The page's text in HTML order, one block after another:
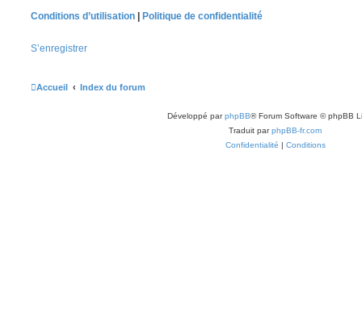
Conditions d’utilisation
Politique de confidentialité
S’enregistrer
Accueil Index du forum
Développé parphpBB® Forum Software © phpBB
Traduit parphpBB-fr.com
Confidentialité | Conditions